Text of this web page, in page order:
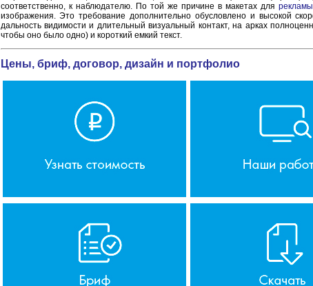
соответственно, к наблюдателю. По той же причине в макетах для
изображения. Это требование дополнительно обусловлено и высокой
дальность видимости и длительный визуальный контакт, на арках
чтобы оно было одно) и короткий емкий текст.
Цены, бриф, договор, дизайн и портфолио